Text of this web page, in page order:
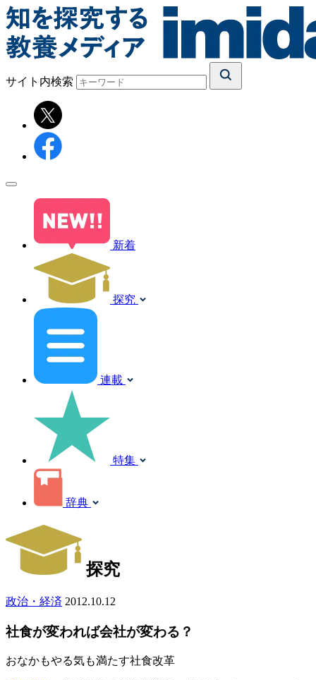
サイト内検索
新着
探究
連載
特集
辞典
探究
政治・経済 2012.10.12
社食が変われば会社が変わる？
おなかもやる気も満たす社食改革